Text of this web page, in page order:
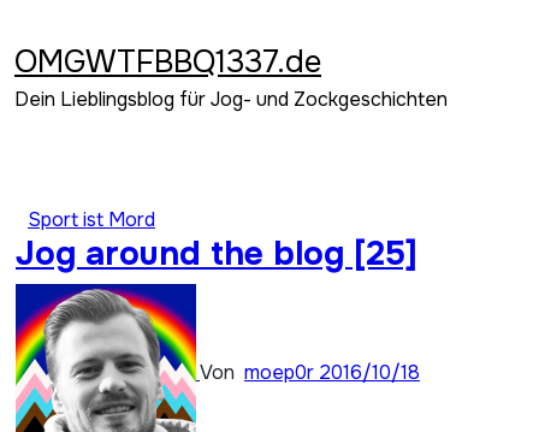
springen
OMGWTFBBQ1337.de
Dein Lieblingsblog für Jog- und Zockgeschichten
Sport ist Mord
Jog around the blog [25]
Von moep0r 2016/10/18